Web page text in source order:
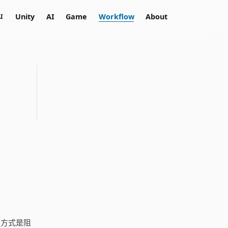
Unity AI Game Workflow About
式是阻